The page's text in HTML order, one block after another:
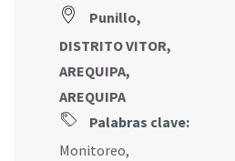
Punillo,
DISTRITO VITOR,
AREQUIPA,
AREQUIPA
Palabras clave:
Monitoreo,